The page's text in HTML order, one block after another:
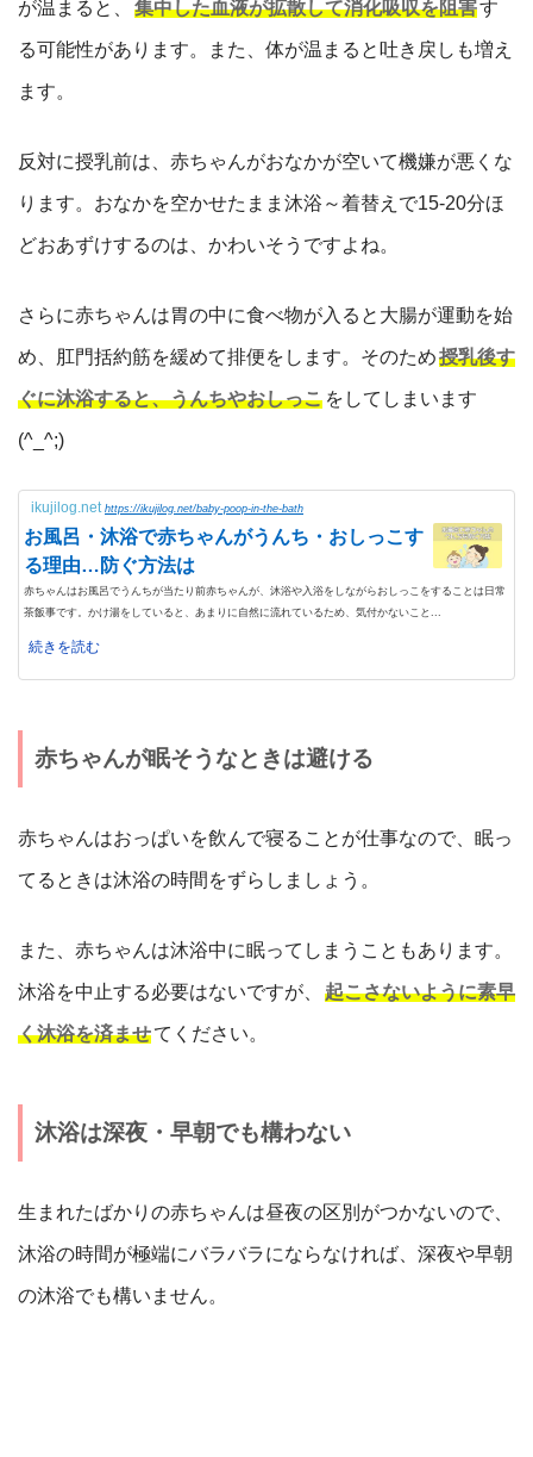
が温まると、 集中した血液が拡散して消化吸収を阻害す
る可能性があります。また、体が温まると吐き戻しも増え
ます。
反対に授乳前は、赤ちゃんがおなかが空いて機嫌が悪くな
ります。おなかを空かせたまま沐浴～着替えで15-20分ほ
どおあずけするのは、かわいそうですよね。
さらに赤ちゃんは胃の中に食べ物が入ると大腸が運動を始
め、肛門括約筋を緩めて排便をします。そのため授乳後す
ぐに沐浴すると、うんちやおしっこ をしてしまいます
(^_^;)
ikujilog.net https://ikujilog.net/baby-poop-in-the-bath
お風呂・沐浴で赤ちゃんがうんち・おしっこす
る理由…防ぐ方法は
赤ちゃんはお風呂でうんちが当たり前赤ちゃんが、沐浴や入浴をしながらおしっこをすることは日常
茶飯事です。かけ湯をしていると、あまりに自然に流れているため、気付かないこと...
続きを読む
赤ちゃんが眠そうなときは避ける
赤ちゃんはおっぱいを飲んで寝ることが仕事なので、眠っ
てるときは沐浴の時間をずらしましょう。
また、赤ちゃんは沐浴中に眠ってしまうこともあります。
沐浴を中止する必要はないですが、 起こさないように素早
く沐浴を済ませてください。
沐浴は深夜・早朝でも構わない
生まれたばかりの赤ちゃんは昼夜の区別がつかないので、
沐浴の時間が極端にバラバラにならなければ、深夜や早朝
の沐浴でも構いません。